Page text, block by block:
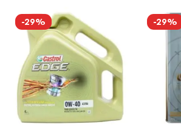
-29% -29%